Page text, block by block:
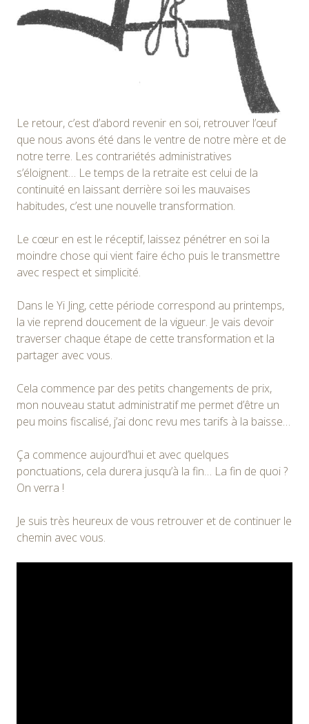
Le retour, c’est d’abord revenir en soi, retrouver l’œuf
que nous avons été dans le ventre de notre mère et de
notre terre. Les contrariétés administratives
s’éloignent… Le temps de la retraite est celui de la
continuité en laissant derrière soi les mauvaises
habitudes, c’est une nouvelle transformation.
Le cœur en est le réceptif, laissez pénétrer en soi la
moindre chose qui vient faire écho puis le transmettre
avec respect et simplicité.
Dans le Yi Jing, cette période correspond au printemps,
la vie reprend doucement de la vigueur. Je vais devoir
traverser chaque étape de cette transformation et la
partager avec vous.
Cela commence par des petits changements de prix,
mon nouveau statut administratif me permet d’être un
peu moins fiscalisé, j’ai donc revu mes tarifs à la baisse…
Ça commence aujourd’hui et avec quelques
ponctuations, cela durera jusqu’à la fin… La fin de quoi ?
On verra !
Je suis très heureux de vous retrouver et de continuer le
chemin avec vous.